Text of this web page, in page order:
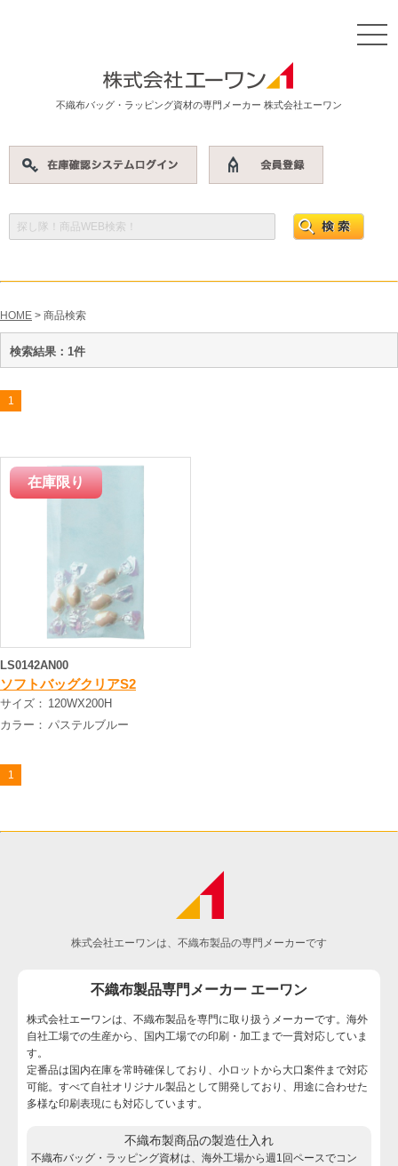
不織布バッグ・ラッピング資材の専門メーカー 株式会社エーワン
HOME > 商品検索
検索結果：1件
1
LS0142AN00
ソフトバッグクリアS2
サイズ： 120WX200H
カラー： パステルブルー
1
株式会社エーワンは、不織布製品の専門メーカーです
不織布製品専門メーカー エーワン
株式会社エーワンは、不織布製品を専門に取り扱うメーカーです。海外
自社工場での生産から、国内工場での印刷・加工まで一貫対応していま
す。
定番品は国内在庫を常時確保しており、小ロットから大口案件まで対応
可能。すべて自社オリジナル製品として開発しており、用途に合わせた
多様な印刷表現にも対応しています。
不織布製商品の製造仕入れ
不織布バッグ・ラッピング資材は、海外工場から週1回ペースでコン